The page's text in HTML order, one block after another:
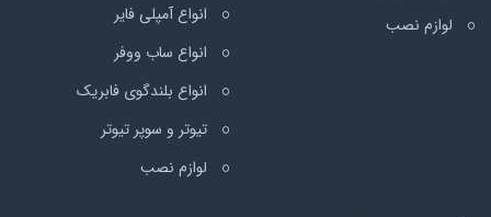
لوازم نصب
انواع آمپلی فایر
انواع ساب ووفر
انواع بلندگوی فابریک
تیوتر و سوپر تیوتر
لوازم نصب